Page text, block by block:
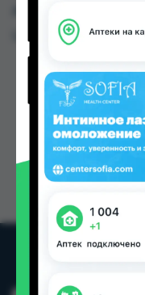
Цена: от36.00 TJS